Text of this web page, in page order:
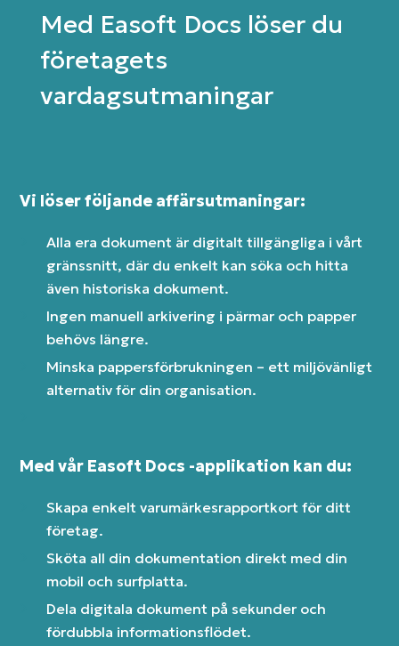
Med Easoft Docs löser du
företagets
vardagsutmaningar
Vi löser följande affärsutmaningar:
Alla era dokument är digitalt tillgängliga i vårt
gränssnitt, där du enkelt kan söka och hitta
även historiska dokument.
Ingen manuell arkivering i pärmar och papper
behövs längre.
Minska pappersförbrukningen – ett miljövänligt
alternativ för din organisation.
Med vår Easoft Docs -applikation kan du:
Skapa enkelt varumärkesrapportkort för ditt
företag.
Sköta all din dokumentation direkt med din
mobil och surfplatta.
Dela digitala dokument på sekunder och
fördubbla informationsflödet.